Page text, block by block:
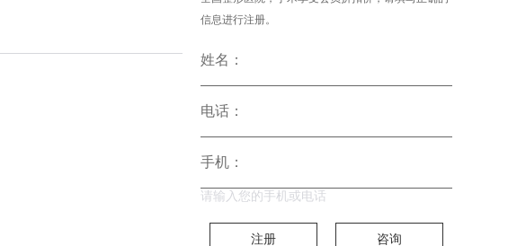
信息进行注册。
姓名：
电话：
手机：
请输入您的手机或电话
注册 咨询